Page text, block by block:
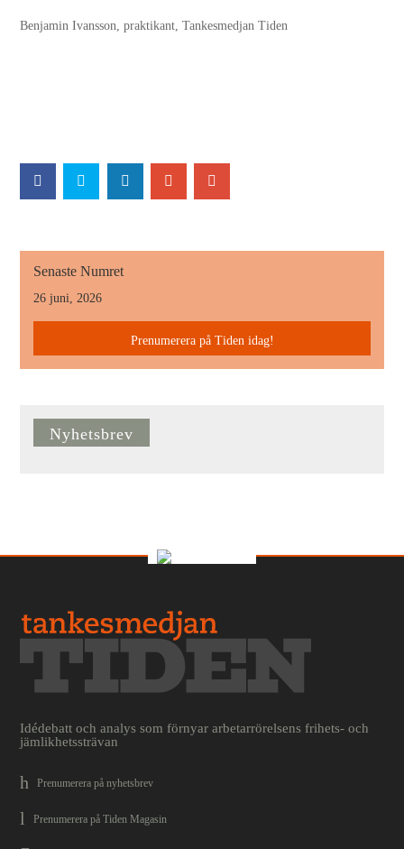
Benjamin Ivansson, praktikant, Tankesmedjan Tiden
Senaste Numret
26 juni, 2026
Prenumerera på Tiden idag!
Nyhetsbrev
Idédebatt och analys som förnyar arbetarrörelsens frihets- och
jämlikhetssträvan
Prenumerera på nyhetsbrev
Prenumerera på Tiden Magasin